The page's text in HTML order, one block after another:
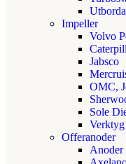
Impeller
Volvo
Jabsco
OMC,
Sole
Offeranoder
Anoder